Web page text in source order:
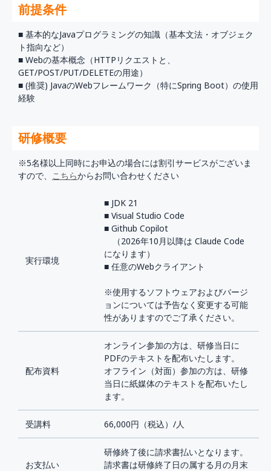
前提条件
■ 基本的なJavaプログラミングの知識（基本文法・オブジェク
ト指向など）
■ Webの基本概念（HTTPリクエストと、
GET/POST/PUT/DELETEの用途）
■ (推奨) JavaのWebフレームワーク（特にSpring Boot）の使用
経験
研修概要
※5名様以上同時にお申込の場合には割引サービスがございま
すので、 こちらからお問い合わせください
実行環境
■ JDK 21
■ Visual Studio Code
■ Github Copilot
（2026年10月以降は Claude Code
になります）
■ 任意のWebクライアント
※使用するソフトウェアおよびバージ
ョンについては予告なく変更する可能
性がありますのでご了承ください。
配布資料
オンライン参加の方は、研修当日に
PDFのテキストを配布いたします。
オフライン（対面）参加の方は、研修
当日に紙媒体のテキストを配布いたし
ます。
受講料 66,000円（税込）/人
お支払い
研修終了後に請求書払いとなります。
請求書は研修終了日の属する月の月末